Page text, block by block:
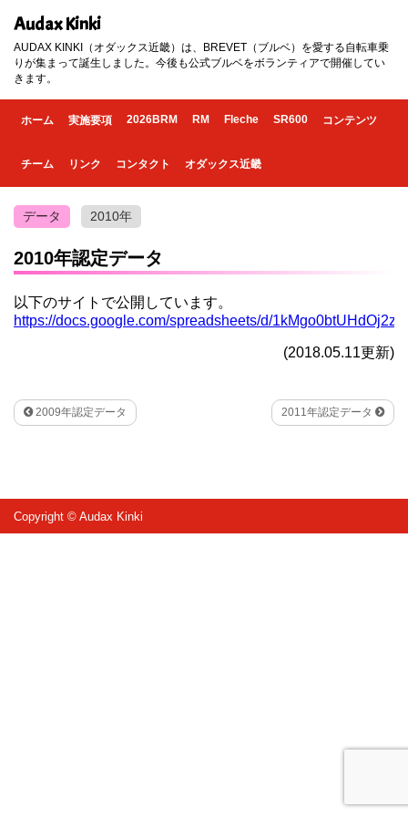
Audax Kinki
AUDAX KINKI（オダックス近畿）は、BREVET（ブルベ）を愛する自転車乗
りが集まって誕生しました。今後も公式ブルベをボランティアで開催してい
きます。
ホーム 実施要項 2026BRM RM Fleche SR600 コンテンツ
チーム リンク コンタクト オダックス近畿
データ 2010年
2010年認定データ
以下のサイトで公開しています。
https://docs.google.com/spreadsheets/d/
(2018.05.11更新)
2009年認定データ 2011年認定データ
Copyright © Audax Kinki